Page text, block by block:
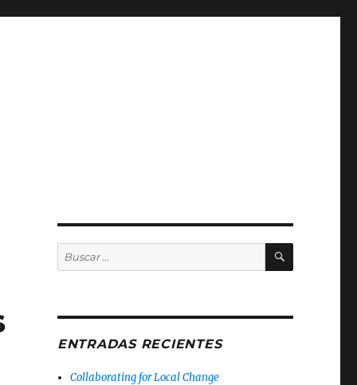
Buscar
por:
BUSCAR
ENTRADAS RECIENTES
Collaborating for Local Change